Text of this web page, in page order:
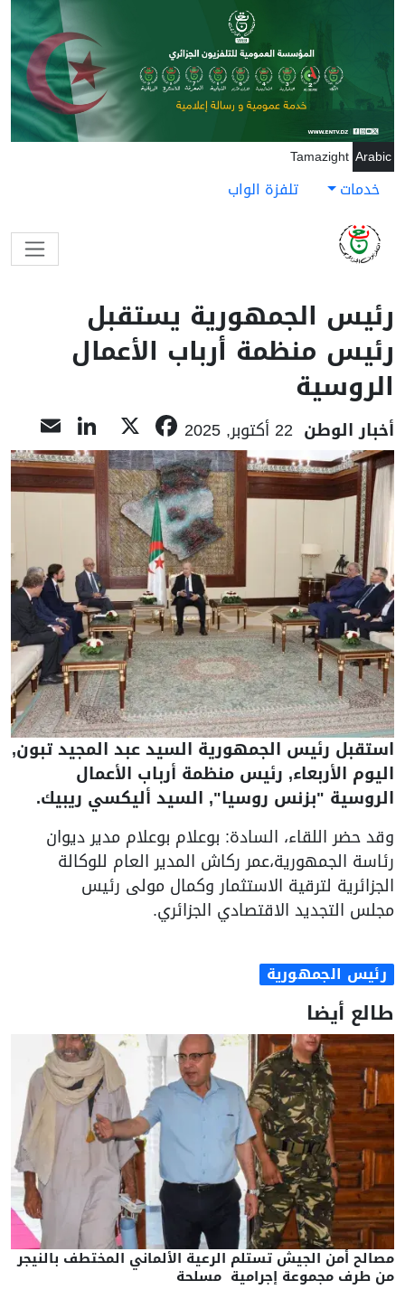
تجاوز إلى المحتوى الرئيسي
Arabic
Tamazight
خدمات تلفزة الواب
رئيس الجمهورية يستقبل
رئيس منظمة أرباب الأعمال
الروسية
أخبار الوطن 22 أكتوبر, 2025 Facebook
استقبل رئيس الجمهورية السيد عبد المجيد تبون,
اليوم الأربعاء, رئيس منظمة أرباب الأعمال
الروسية "بزنس روسيا", السيد أليكسي ريبيك.
وقد حضر اللقاء، السادة: بوعلام بوعلام مدير ديوان
رئاسة الجمهورية،عمر ركاش المدير العام للوكالة
الجزائرية لترقية الاستثمار وكمال مولى رئيس
مجلس التجديد الاقتصادي الجزائري.
رئيس الجمهورية
طالع أيضا
مصالح أمن الجيش تستلم الرعية الألماني المختطف بالنيجر
من طرف مجموعة إجرامية مسلحة